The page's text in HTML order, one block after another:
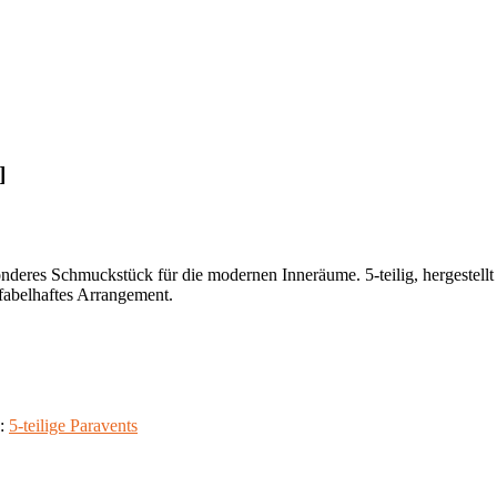
Schmuckstück für die modernen Inneräume. 5-teilig,
Arrangement.
5-teilige Paravents